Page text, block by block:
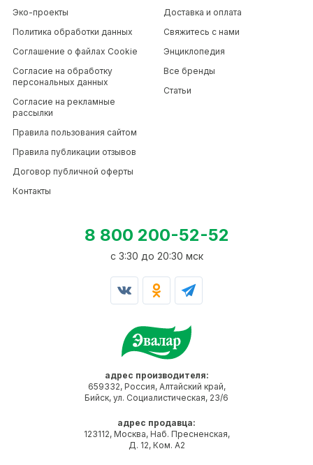
адрес производителя:
659332, Россия, Алтайский край,
Бийск, ул. Социалистическая, 23/6
адрес продавца:
123112, Москва, Наб. Пресненская,
Д. 12, Ком. А2
Эко-проекты
Политика обработки данных
Соглашение о файлах Cookie
Согласие на обработку
персональных данных
Согласие на рекламные
рассылки
Правила пользования сайтом
Правила публикации отзывов
Договор публичной оферты
Контакты
Доставка и оплата
Свяжитесь с нами
Энциклопедия
Все бренды
Статьи
8 800 200-52-52
c 3:30 до 20:30 мск